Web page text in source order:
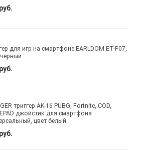
для игр на смартфоне EARLDOM ET-F07,
триггер AK-16 PUBG, Fortnite, COD,
джойстик для смартфона
цвет белый